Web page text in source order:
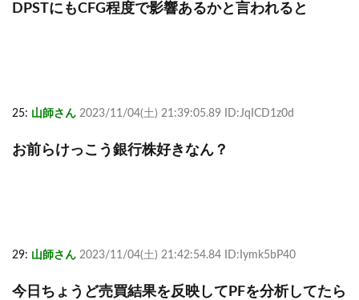
DPSTにもCFG程度で影響あるかと言われると
25: 山師さん 2023/11/04(土) 21:39:05.89 ID:JqICD1z0d
お前らけっこう銀行株好きなん？
29: 山師さん 2023/11/04(土) 21:42:54.84 ID:Iymk5bP40
今日ちょうど売買結果を反映してPFを分析してたら